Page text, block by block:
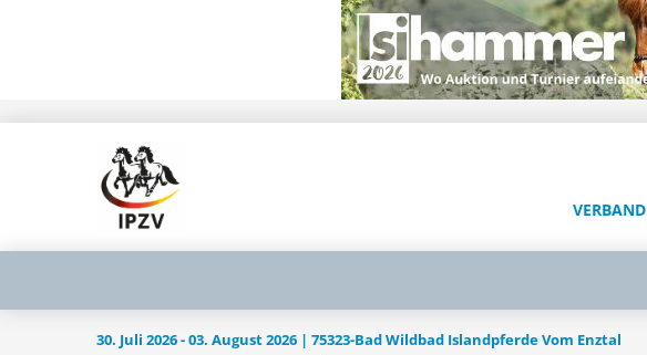
VERBAND
30. Juli 2026 - 03. August 2026 | 75323-Bad Wildbad Islandpferde Vom Enztal